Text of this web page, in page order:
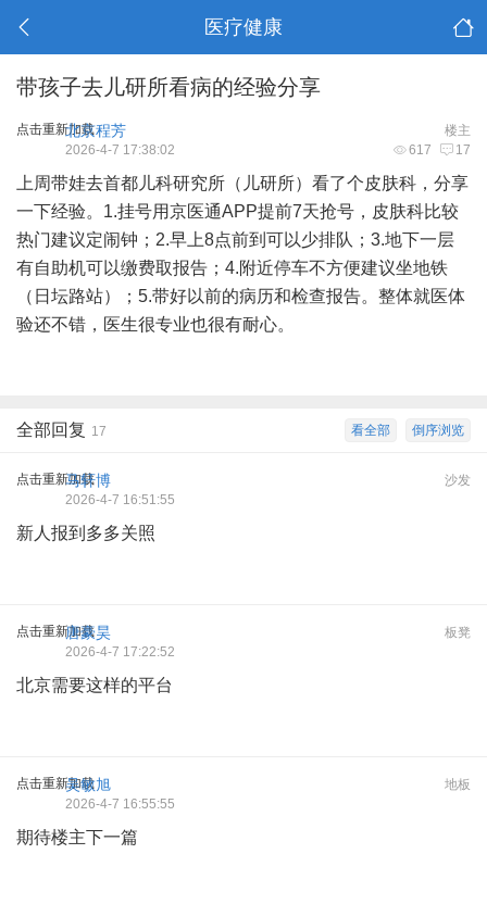
医疗健康
带孩子去儿研所看病的经验分享
点击重新加载 楼主
北京程芳
617 17
2026-4-7 17:38:02
上周带娃去首都儿科研究所（儿研所）看了个皮肤科，分享
一下经验。1.挂号用京医通APP提前7天抢号，皮肤科比较
热门建议定闹钟；2.早上8点前到可以少排队；3.地下一层
有自助机可以缴费取报告；4.附近停车不方便建议坐地铁
（日坛路站）；5.带好以前的病历和检查报告。整体就医体
验还不错，医生很专业也很有耐心。
倒序浏览
看全部
全部回复 17
点击重新加载 沙发
马轩博
2026-4-7 16:51:55
新人报到多多关照
点击重新加载 板凳
唐豪昊
2026-4-7 17:22:52
北京需要这样的平台
点击重新加载 地板
吴敏旭
2026-4-7 16:55:55
期待楼主下一篇